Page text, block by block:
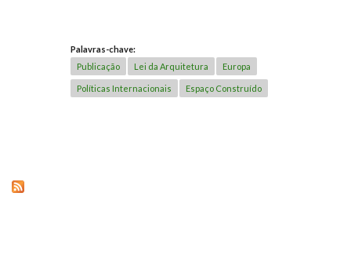
Palavras-chave:
Publicação
Lei da Arquitetura Europa
Políticas Internacionais Espaço Construído